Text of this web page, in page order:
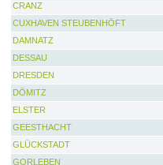
CRANZ
CUXHAVEN STEUBENHÖFT
DAMNATZ
DESSAU
DRESDEN
DÖMITZ
ELSTER
GEESTHACHT
GLÜCKSTADT
GORLEBEN